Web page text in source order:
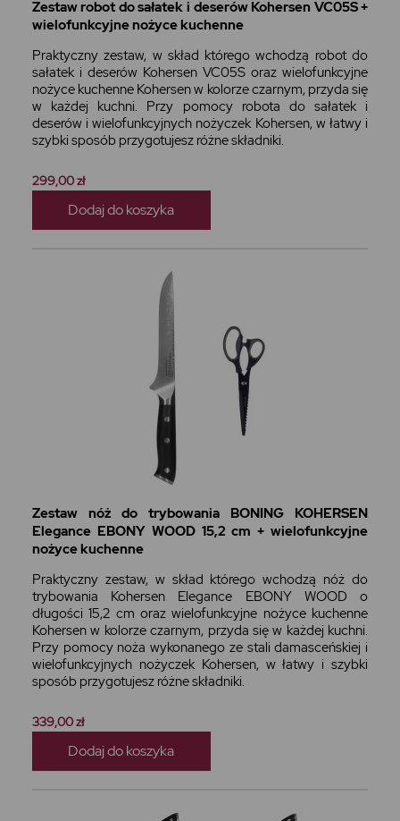
Zestaw robot do sałatek i deserów Kohersen VC05S +
wielofunkcyjne nożyce kuchenne
Praktyczny zestaw, w skład którego wchodzą robot do
sałatek i deserów Kohersen VC05S oraz wielofunkcyjne
nożyce kuchenne Kohersen w kolorze czarnym, przyda się
w każdej kuchni. Przy pomocy robota do sałatek i
deserów i wielofunkcyjnych nożyczek Kohersen, w łatwy i
szybki sposób przygotujesz różne składniki.
299,00 zł
Dodaj do koszyka
Zestaw nóż do trybowania BONING KOHERSEN
Elegance EBONY WOOD 15,2 cm + wielofunkcyjne
nożyce kuchenne
Praktyczny zestaw, w skład którego wchodzą nóż do
trybowania Kohersen Elegance EBONY WOOD o
długości 15,2 cm oraz wielofunkcyjne nożyce kuchenne
Kohersen w kolorze czarnym, przyda się w każdej kuchni.
Przy pomocy noża wykonanego ze stali damasceńskiej i
wielofunkcyjnych nożyczek Kohersen, w łatwy i szybki
sposób przygotujesz różne składniki.
339,00 zł
Dodaj do koszyka